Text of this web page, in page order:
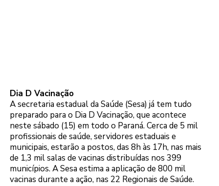
Dia D Vacinação
A secretaria estadual da Saúde (Sesa) já tem tudo
preparado para o Dia D Vacinação, que acontece
neste sábado (15) em todo o Paraná. Cerca de 5 mil
profissionais de saúde, servidores estaduais e
municipais, estarão a postos, das 8h às 17h, nas mais
de 1,3 mil salas de vacinas distribuídas nos 399
municípios. A Sesa estima a aplicação de 800 mil
vacinas durante a ação, nas 22 Regionais de Saúde.